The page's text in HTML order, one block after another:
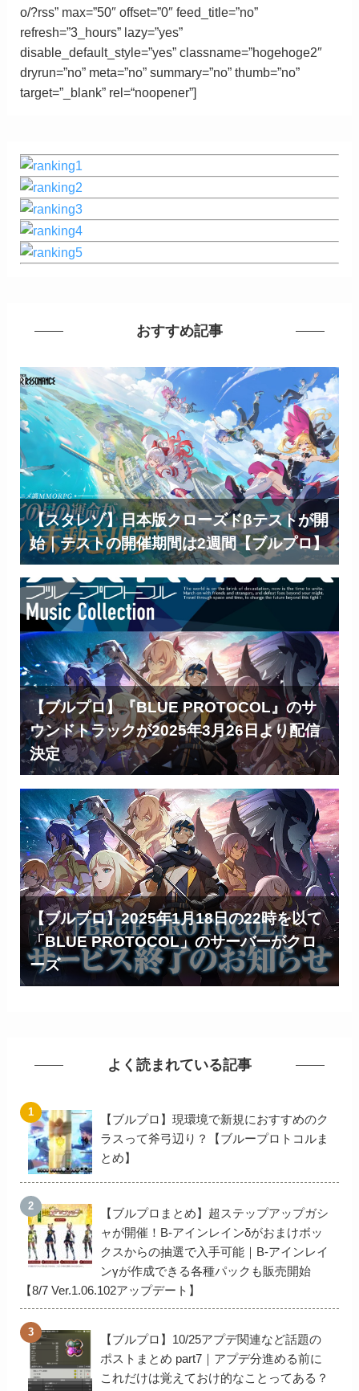
o/?rss” max=”50″ offset=”0″ feed_title=”no”
refresh=”3_hours” lazy=”yes”
disable_default_style=”yes” classname=”hogehoge2″
dryrun=”no” meta=”no” summary=”no” thumb=”no”
target=”_blank” rel=“noopener”]
おすすめ記事
【スタレゾ】日本版クローズドβテストが開
始｜テストの開催期間は2週間【ブルプロ】
【ブルプロ】『BLUE PROTOCOL』のサ
ウンドトラックが2025年3月26日より配信
決定
【ブルプロ】2025年1月18日の22時を以て
「BLUE PROTOCOL」のサーバーがクロ
ーズ
よく読まれている記事
【ブルプロ】現環境で新規におすすめのク
ラスって斧弓辺り？【ブループロトコルま
とめ】
【ブルプロまとめ】超ステップアップガシ
ャが開催！B-アインレインδがおまけボッ
クスからの抽選で入手可能｜B-アインレイ
ンγが作成できる各種パックも販売開始
【8/7 Ver.1.06.102アップデート】
【ブルプロ】10/25アプデ関連など話題の
ポストまとめ part7｜アプデ分進める前に
これだけは覚えておけ的なことってある？